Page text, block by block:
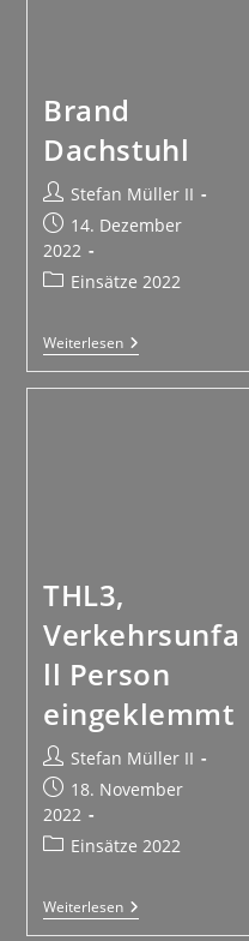
Brand
Dachstuhl
Stefan Müller II
14. Dezember
2022
Einsätze 2022
Weiterlesen
THL3,
Verkehrsunfa
ll Person
eingeklemmt
Stefan Müller II
18. November
2022
Einsätze 2022
Weiterlesen